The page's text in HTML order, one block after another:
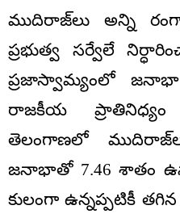
ముదిరాజ్‌లు అన్ని
ప్రభుత్వ సర్వేలే
ప్రజాస్వామ్యంలో
రాజకీయ
తెలంగాణలో
జనాభాతో 7.46 శాతం
కులంగా ఉన్నప్పటికీ